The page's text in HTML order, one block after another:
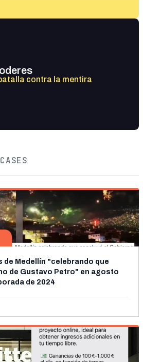
contra la mentira
de Medellín "celebrando que
de Gustavo Petro" en agosto
de 2024